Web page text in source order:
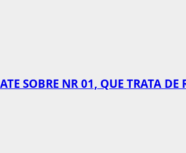
SOBRE NR 01, QUE TRATA